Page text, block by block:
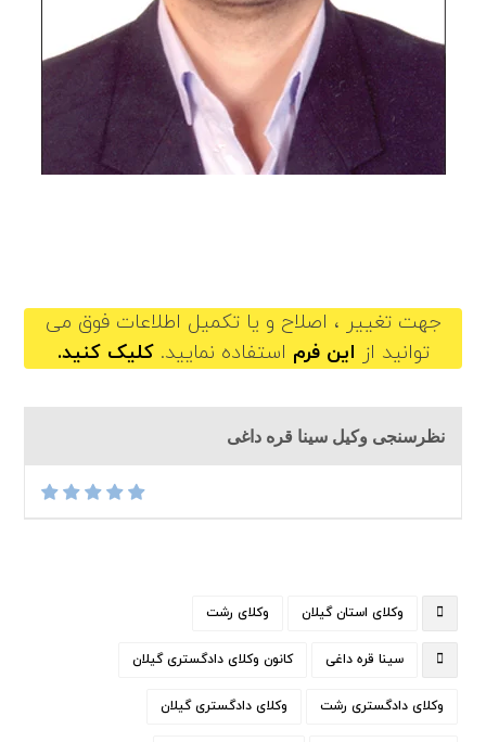
جهت تغییر ، اصلاح و یا تکمیل اطلاعات فوق می
توانید از این فرم استفاده نمایید. کلیک کنید.
نظرسنجی وکیل سینا قره داغی
وکلای استان گیلان وکلای رشت
سینا قره داغی کانون وکلای دادگستری گیلان
وکلای دادگستری رشت وکلای دادگستری گیلان